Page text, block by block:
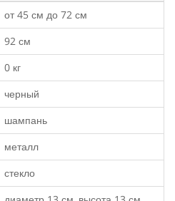
от 45 см до 72 см
92 см
0 кг
черный
шампань
металл
стекло